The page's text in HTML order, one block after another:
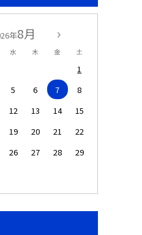
年8月
水 木 金 土
1
5 6 7
8
12 13 14
15
19 20 21
22
26 27 28
29